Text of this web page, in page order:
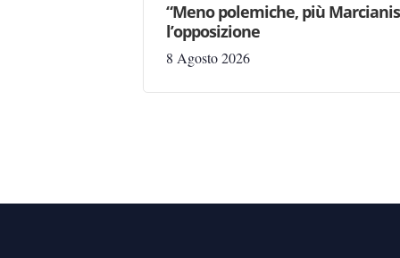
“Meno polemiche, più
l’opposizione
8 Agosto 2026